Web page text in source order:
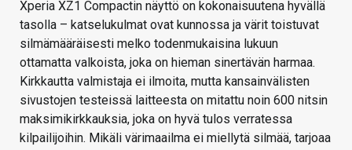
Xperia XZ1 Compactin näyttö on kokonaisuutena hyvällä
tasolla – katselukulmat ovat kunnossa ja värit toistuvat
silmämääräisesti melko todenmukaisina lukuun
ottamatta valkoista, joka on hieman sinertävän harmaa.
Kirkkautta valmistaja ei ilmoita, mutta kansainvälisten
sivustojen testeissä laitteesta on mitattu noin 600 nitsin
maksimikirkkauksia, joka on hyvä tulos verratessa
kilpailijoihin. Mikäli värimaailma ei miellytä silmää, tarjoaa